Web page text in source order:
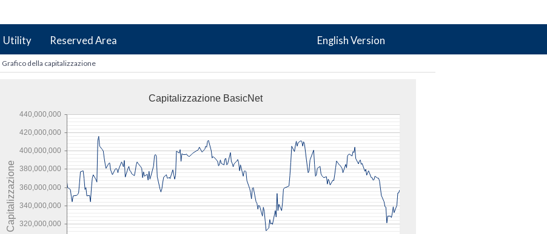
Utility Reserved Area English Version
Grafico della capitalizzazione